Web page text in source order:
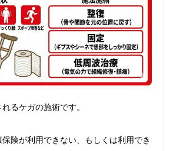
るケガの施術です。
険が利用できない、もしくは利用でき